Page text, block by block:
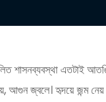
শাসনব্যবস্থা এতটাই
জ্বলে। হৃদয়ে জন্ম